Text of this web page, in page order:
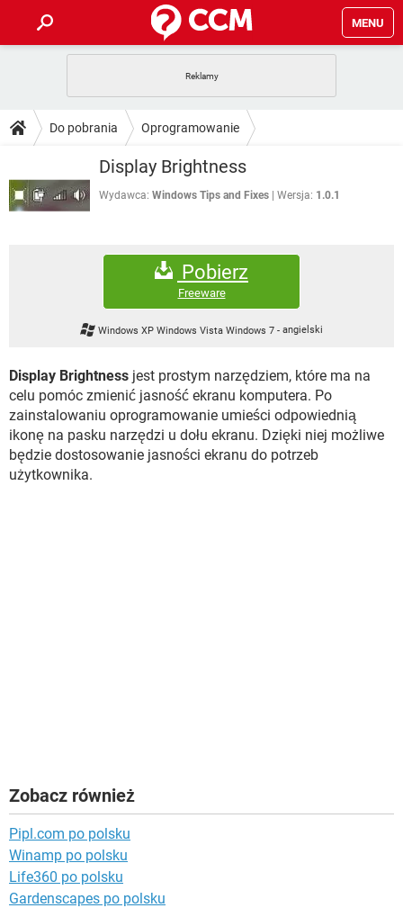
MENU
GRY WHATSAPP
NETFLIX
INSTAGRAM FACEBOOK
PORADY
PlayStation TIKTOK
GRY
SPOTIFY
ANDROID TIKTOK
NETFLIX
FACEBOOK
FORUM
WHATSAPP
NETFLIX
FACEBOOK
TIKTOK
INSTAGRAM FACEBOOK
WINDOWS 10
Do pobrania Oprogramowanie
Display Brightness
Wydawca: Windows Tips and Fixes Wersja: 1.0.1
Pobierz
Freeware
Windows XP Windows Vista Windows 7-angielski
Display Brightness jest prostym narzędziem, które ma na
celu pomóc zmienić jasność ekranu komputera. Po
zainstalowaniu oprogramowanie umieści odpowiednią
ikonę na pasku narzędzi u dołu ekranu. Dzięki niej możliwe
będzie dostosowanie jasności ekranu do potrzeb
użytkownika.
Zobacz również
Pipl.com po polsku
Winamp po polsku
Life360 po polsku
Gardenscapes po polsku